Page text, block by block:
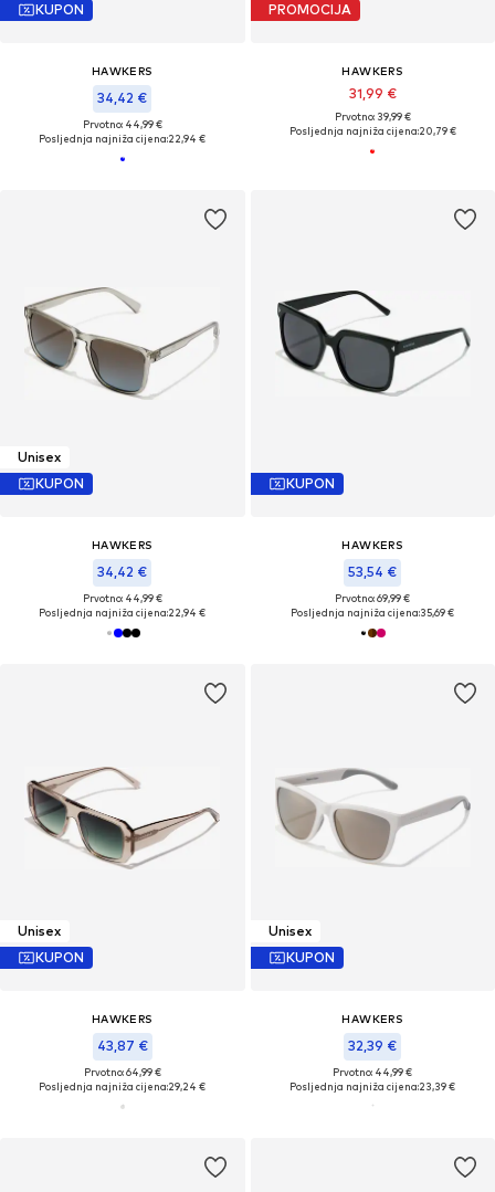
KUPON
HAWKERS
34,42 €
Prvotno: 44,99 €
Posljednja najniža cijena:22,94 €
PROMOCIJA
HAWKERS
31,99 €
Prvotno: 39,99 €
Posljednja najniža cijena:20,79 €
Unisex
KUPON
HAWKERS
34,42 €
Prvotno: 44,99 €
Posljednja najniža cijena:22,94 €
KUPON
HAWKERS
53,54 €
Prvotno: 69,99 €
Posljednja najniža cijena:35,69 €
Unisex
KUPON
HAWKERS
43,87 €
Prvotno: 64,99 €
Posljednja najniža cijena:29,24 €
Unisex
KUPON
HAWKERS
32,39 €
Prvotno: 44,99 €
Posljednja najniža cijena:23,39 €